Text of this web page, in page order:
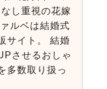
し重視の花嫁
ルベは結婚式
サイト。 結婚
させるおしゃ
多数取り扱っ